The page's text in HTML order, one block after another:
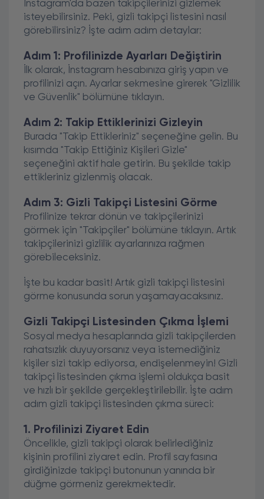
İnstagram'da bazen takipçilerinizi gizlemek
isteyebilirsiniz. Peki, gizli takipçi listesini nasıl
görebilirsiniz? İşte adım adım detaylar:
Adım 1: Profilinizde Ayarları Değiştirin
İlk olarak, İnstagram hesabınıza giriş yapın ve
profilinizi açın. Ayarlar sekmesine girerek "Gizlilik
ve Güvenlik" bölümüne tıklayın.
Adım 2: Takip Ettiklerinizi Gizleyin
Burada "Takip Ettikleriniz" seçeneğine gelin. Bu
kısımda "Takip Ettiğiniz Kişileri Gizle"
seçeneğini aktif hale getirin. Bu şekilde takip
ettikleriniz gizlenmiş olacak.
Adım 3: Gizli Takipçi Listesini Görme
Profilinize tekrar dönün ve takipçilerinizi
görmek için "Takipçiler" bölümüne tıklayın. Artık
takipçilerinizi gizlilik ayarlarınıza rağmen
görebileceksiniz.
İşte bu kadar basit! Artık gizli takipçi listesini
görme konusunda sorun yaşamayacaksınız.
Gizli Takipçi Listesinden Çıkma İşlemi
Sosyal medya hesaplarında gizli takipçilerden
rahatsızlık duyuyorsanız veya istemediğiniz
kişiler sizi takip ediyorsa, endişelenmeyin! Gizli
takipçi listesinden çıkma işlemi oldukça basit
ve hızlı bir şekilde gerçekleştirilebilir. İşte adım
adım gizli takipçi listesinden çıkma süreci:
1. Profilinizi Ziyaret Edin
Öncelikle, gizli takipçi olarak belirlediğiniz
kişinin profilini ziyaret edin. Profil sayfasına
girdiğinizde takipçi butonunun yanında bir
düğme görmeniz gerekmektedir.